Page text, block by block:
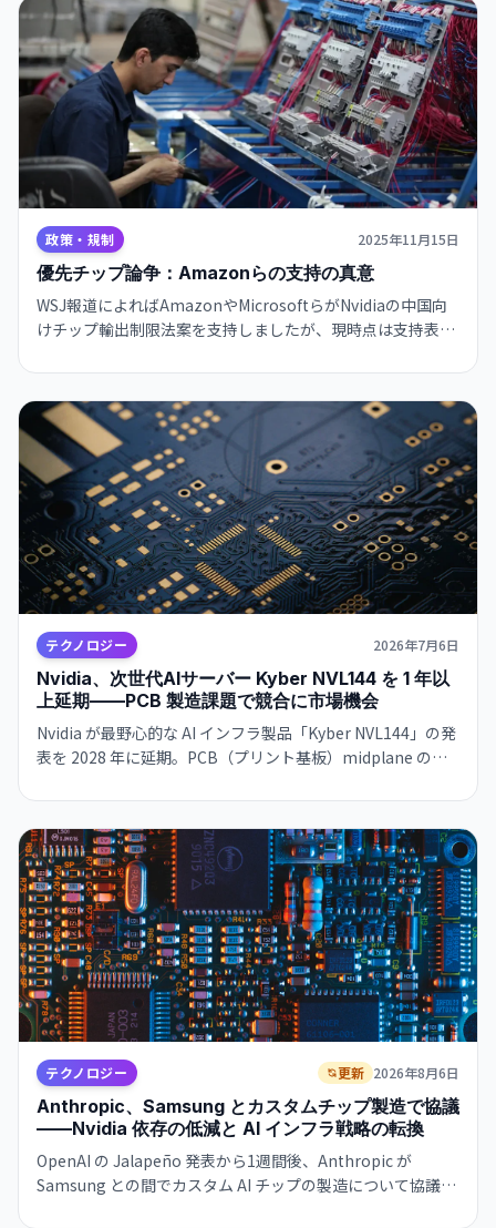
政策・規制 2025年11月15日
優先チップ論争：Amazonらの支持の真意
WSJ報道によればAmazonやMicrosoftらがNvidiaの中国向
けチップ輸出制限法案を支持しましたが、現時点は支持表明
応に注目ください。
テクノロジー 2026年7月6日
Nvidia、次世代AIサーバー Kyber NVL144 を 1 年以
上延期——PCB 製造課題で競合に市場機会
Nvidia が最野心的な AI インフラ製品「Kyber NVL144」の発
表を 2028 年に延期。PCB（プリント基板）midplane の製
Google に市場機会が広がる。
テクノロジー 更新 2026年8月6日
Anthropic、Samsung とカスタムチップ製造で協議
——Nvidia 依存の低減と AI インフラ戦略の転換
OpenAI の Jalapeño 発表から1週間後、Anthropic が
Samsung との間でカスタム AI チップの製造について協議中